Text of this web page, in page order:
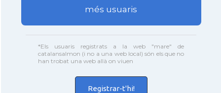
més usuaris
*Els usuaris registrats a la web "mare" de
catalansalmon (i no a una web local) són els que no
han trobat una web allà on viuen
Registrar-t'hi!